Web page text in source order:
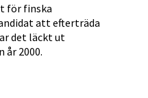
för finska
att efterträda
det läckt ut
år 2000.